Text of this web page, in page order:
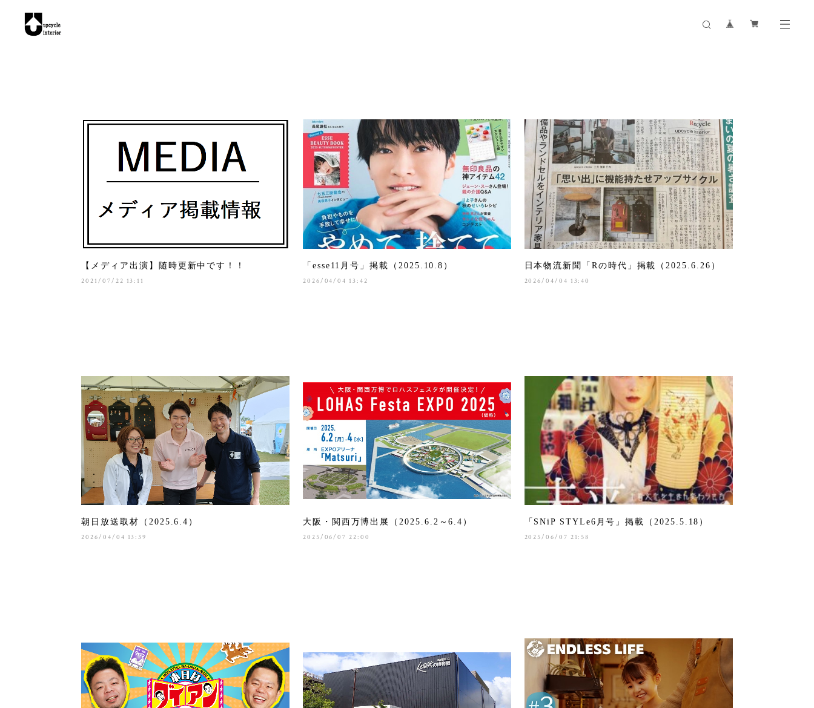
【メディア出演】随時更新中です！！
2021/07/22 13:11
「esse11月号」掲載（2025.10.8）
2026/04/04 13:42
日本物流新聞「Rの時代」掲載（2025.6.26）
2026/04/04 13:40
朝日放送取材（2025.6.4）
2026/04/04 13:39
大阪・関西万博出展（2025.6.2～6.4）
2025/06/07 22:00
「SNiP STYLe6月号」掲載（2025.5.18）
2025/06/07 21:58